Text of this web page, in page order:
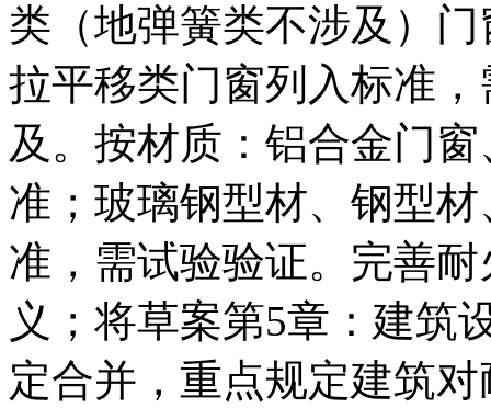
类（地弹簧类不涉及）
拉平移类门窗列入标准
及。按材质：铝合金门
准；玻璃钢型材、钢型
准，需试验验证。完善
义；将草案第5章：建筑
定合并，重点规定建筑